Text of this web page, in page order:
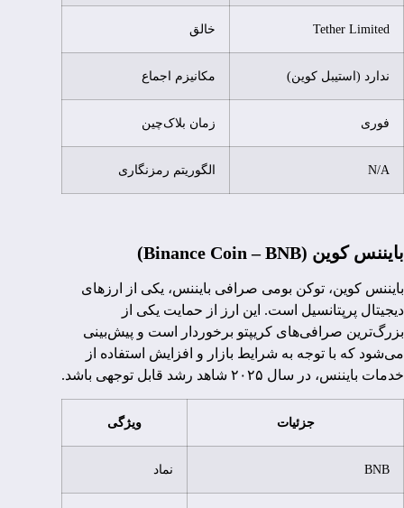
Tether Limited خالق
ندارد (استیبل کوین) مکانیزم اجماع
فوری زمان بلاک‌چین
N/A الگوریتم رمزنگاری
بایننس کوین (Binance Coin – BNB)
بایننس کوین، توکن بومی صرافی بایننس، یکی از ارزهای
دیجیتال پرپتانسیل است. این ارز از حمایت یکی از
بزرگ‌ترین صرافی‌های کریپتو برخوردار است و پیش‌بینی
می‌شود که با توجه به شرایط بازار و افزایش استفاده از
خدمات بایننس، در سال ۲۰۲۵ شاهد رشد قابل توجهی باشد.
جزئیات ویژگی
BNB نماد